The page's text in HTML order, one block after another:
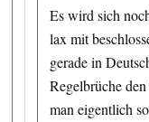
Es wird sich
lax mit
gerade in
Regelbrüche
man eigentlich